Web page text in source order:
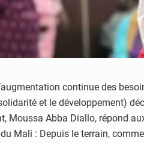
continue des
et le développement)
Moussa Abba Diallo, répond
Mali : Depuis le terrain,